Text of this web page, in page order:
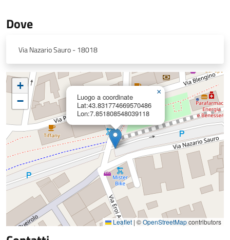
Dove
Via Nazario Sauro - 18018
Luogo a coordinate
Lat:43.831774669570486
Lon:7.851808548039118
×
+
−
Leaflet | ©OpenStreetMapcontributors